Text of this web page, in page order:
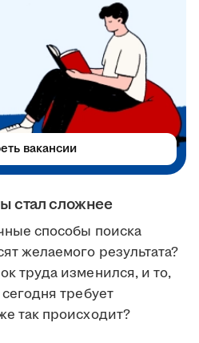
стал сложнее
способы поиска
желаемого результата?
труда изменился, и то,
требует
так происходит?
вакансии